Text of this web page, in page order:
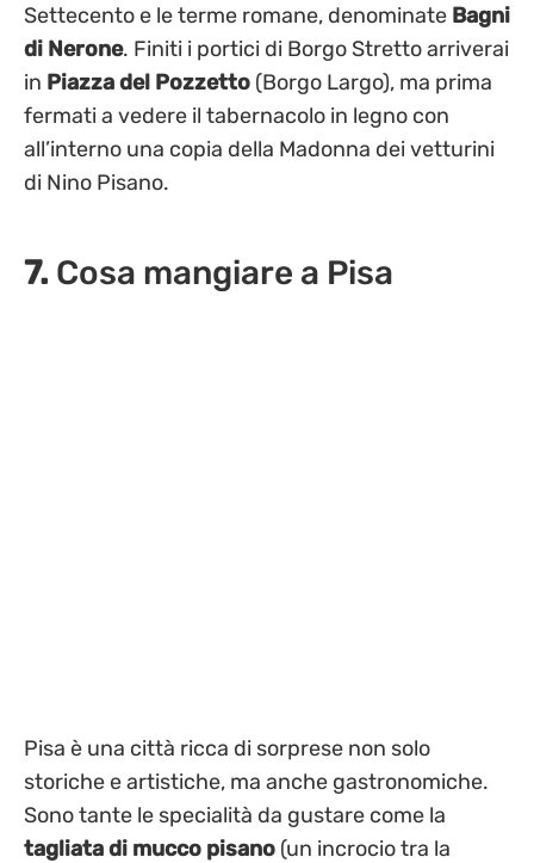
Settecento e le terme romane, denominate Bagni
di Nerone. Finiti i portici di Borgo Stretto arriverai
in Piazza del Pozzetto (Borgo Largo), ma prima
fermati a vedere il tabernacolo in legno con
all’interno una copia della Madonna dei vetturini
di Nino Pisano.
7. Cosa mangiare a Pisa
Pisa è una città ricca di sorprese non solo
storiche e artistiche, ma anche gastronomiche.
Sono tante le specialità da gustare come la
tagliata di mucco pisano (un incrocio tra la